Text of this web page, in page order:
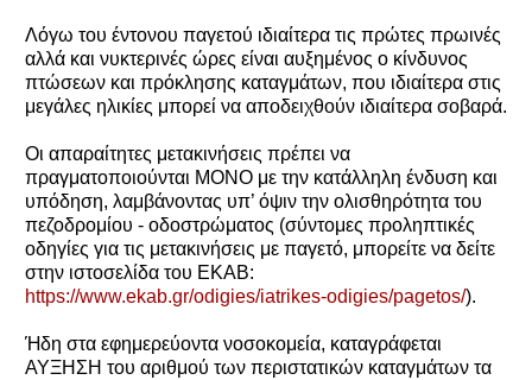
Λόγω του έντονου παγετού ιδιαίτερα τις πρώτες πρωινές
αλλά και νυκτερινές ώρες είναι αυξημένος ο κίνδυνος
πτώσεων και πρόκλησης καταγμάτων, που ιδιαίτερα στις
μεγάλες ηλικίες μπορεί να αποδειχθούν ιδιαίτερα σοβαρά.
Οι απαραίτητες μετακινήσεις πρέπει να
πραγματοποιούνται ΜΟΝΟ με την κατάλληλη ένδυση και
υπόδηση, λαμβάνοντας υπ’ όψιν την ολισθηρότητα του
πεζοδρομίου - οδοστρώματος (σύντομες προληπτικές
οδηγίες για τις μετακινήσεις με παγετό, μπορείτε να δείτε
στην ιστοσελίδα του ΕΚΑΒ:
https://www.ekab.gr/odigies/iatrikes-odigies/pagetos/).
Ήδη στα εφημερεύοντα νοσοκομεία, καταγράφεται
ΑΥΞΗΣΗ του αριθμού των περιστατικών καταγμάτων τα